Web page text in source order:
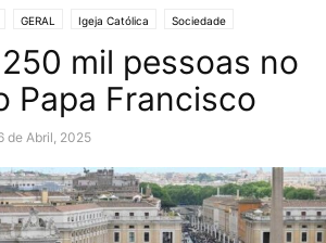
GERAL Igeja Católica Sociedade
mil pessoas no
Papa Francisco
de Abril, 2025